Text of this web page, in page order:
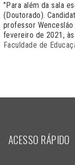
"Para além da sala
(Doutorado).
professor
fevereiro de 2021, às
Faculdade de
ACESSO RÁPIDO